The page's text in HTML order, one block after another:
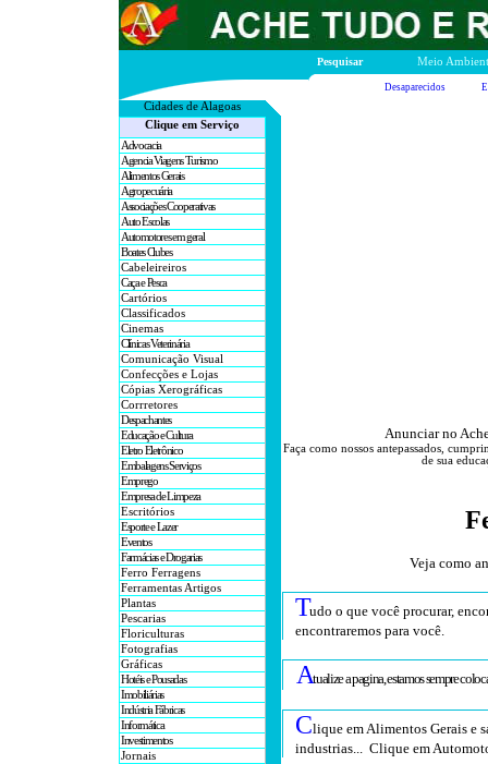
Pesquisar Meio
Desaparecidos
Cidades de Alagoas
Clique em Serviço
Advocacia
Agencia Viagens Turismo
Alimentos Gerais
Agropecuária
Associações Cooperativas
Auto Escolas
Automotores em geral
Boates Clubes
Cabeleireiros
Caça e Pesca
Cartórios
Classificados
Cinemas
Clínicas Veterinária
Comunicação Visual
Confecções e Lojas
Cópias Xerográficas
Corrretores
Despachantes
Educação e Cultura
Eletro Eletrônico
Embalagens Serviços
Emprego
Empresa de Limpeza
Escritórios
Esporte e Lazer
Eventos
Farmácias e Drogarias
Ferro Ferragens
Ferramentas Artigos
Plantas
Pescarias
Floriculturas
Fotografias
Gráficas
Hotéis e Pousadas
Imobiliárias
Indústria Fábricas
Informática
Investimentos
Jornais
Anunciar no
Faça como nossos antepassados,
de sua
Veja como
Tudo o que você procurar,
encontraremos para você.
Atualize a pagina, estamos sempre
Clique em Alimentos Gerais e
industrias... Clique em